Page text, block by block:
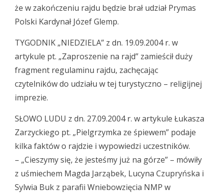
że w zakończeniu rajdu będzie brał udział Prymas
Polski Kardynał Józef Glemp.
TYGODNIK „NIEDZIELA” z dn. 19.09.2004 r. w
artykule pt. „Zaproszenie na rajd” zamieścił duży
fragment regulaminu rajdu, zachęcając
czytelników do udziału w tej turystyczno – religijnej
imprezie.
SŁOWO LUDU z dn. 27.09.2004 r. w artykule Łukasza
Zarzyckiego pt. „Pielgrzymka ze śpiewem” podaje
kilka faktów o rajdzie i wypowiedzi uczestników.
– „Cieszymy się, że jesteśmy już na górze” – mówiły
z uśmiechem Magda Jarząbek, Lucyna Czupryńska i
Sylwia Buk z parafii Wniebowzięcia NMP w